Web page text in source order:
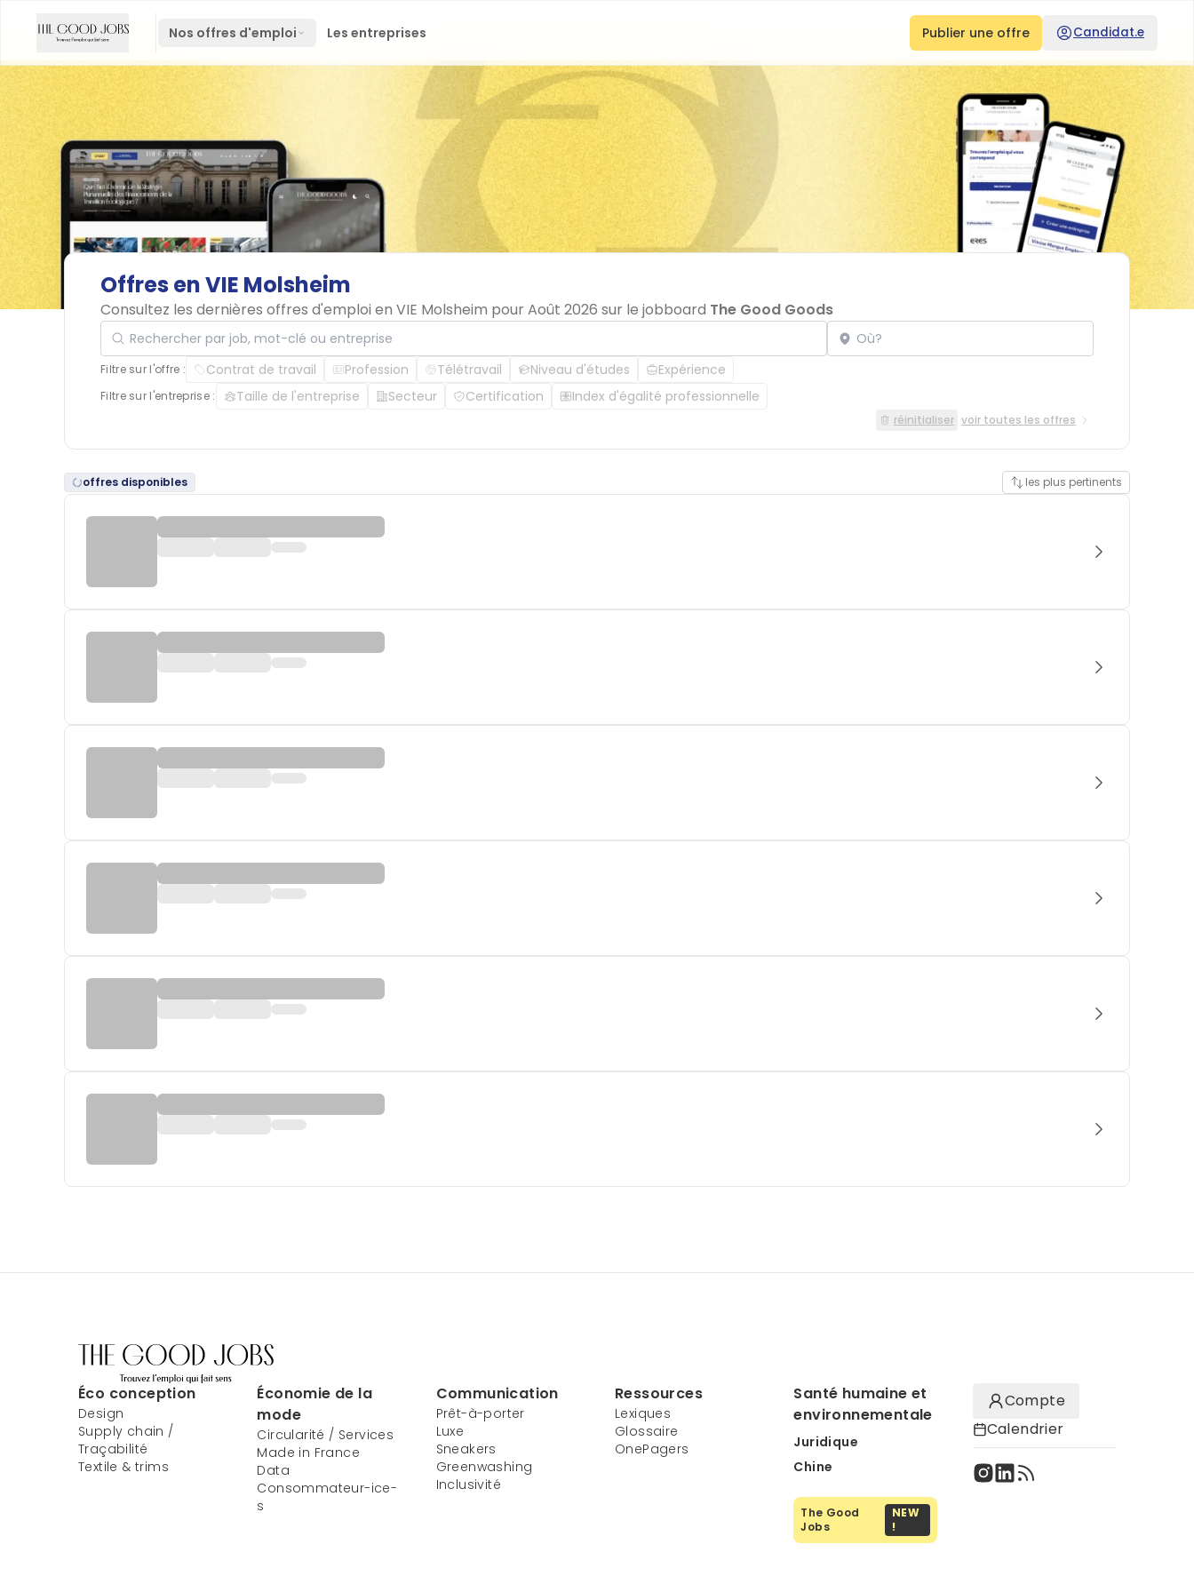
Nos offres d'emploi Les entreprises Publier une offre Candidat.e
Offres enVIE Molsheim
Consultez les dernières offres d'emploi en VIE Molsheim pour Août 2026 sur le jobboard The Good Goods
Rechercher par job, mot-clé ou entreprise Localisation
Filtre sur l'offre : Contrat de travail Profession Télétravail Niveau d'études Expérience
Filtre sur l'entreprise : Taille de l'entreprise Secteur Certification Index d'égalité professionnelle
réinitialiser voir toutes les offres
offres disponibles les plus pertinents
Éco conception
Design
Supply chain /
Traçabilité
Textile & trims
Économie de la
mode
Circularité / Services
Made in France
Data
Consommateur-ice-
s
Communication
Prêt-à-porter
Luxe
Sneakers
Greenwashing
Inclusivité
Ressources
Lexiques
Glossaire
OnePagers
Santé humaine et
environnementale
Juridique
Chine
The Good
Jobs
NEW
!
Compte
Calendrier